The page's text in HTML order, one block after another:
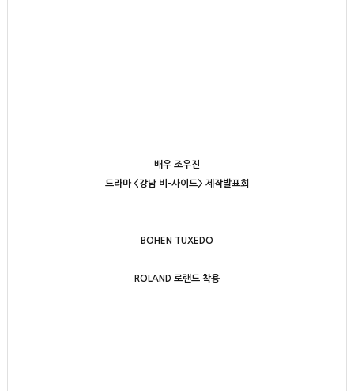
배우 조우진
드라마 <강남 비-사이드> 제작발표회
BOHEN TUXEDO
ROLAND 로랜드 착용